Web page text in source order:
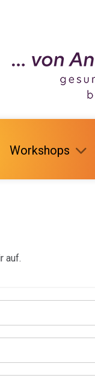
Workshops
auf.